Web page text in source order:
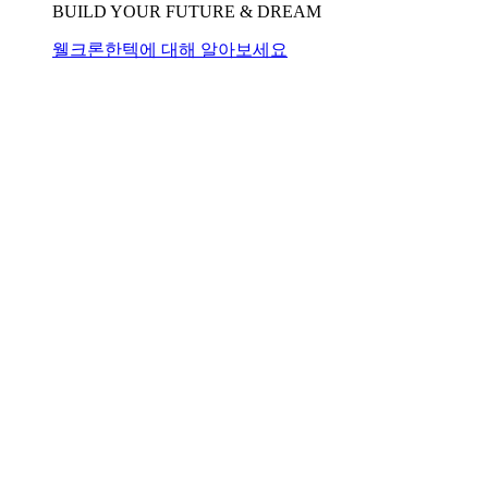
BUILD YOUR FUTURE & DREAM
웰크론한텍에 대해 알아보세요